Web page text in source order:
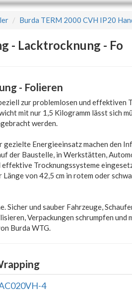
Burda TERM 2000 CVH IP20
- Lacktrocknung - Fo
- Folieren
zur problemlosen und effektiven
mit nur 1,5 Kilogramm lässt sich
werden.
Energieeinsatz machen den
der Baustelle, in Werkstätten,
Trocknungssysteme
von 42,5 cm in rotem oder
und sauber Fahrzeuge,
Verpackungen schrumpfen und
Burda WTG.
4